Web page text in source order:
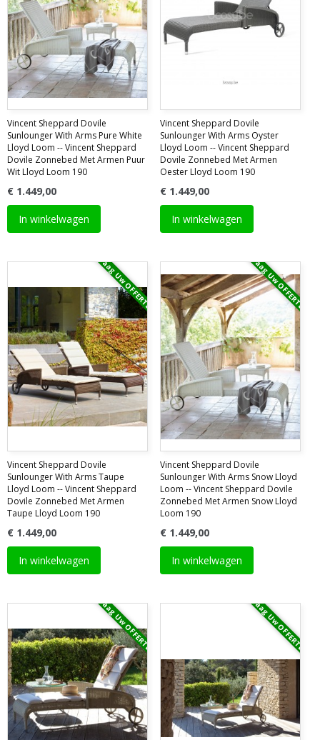
Vincent Sheppard Dovile
Sunlounger With Arms Pure White
Lloyd Loom -- Vincent Sheppard
Dovile Zonnebed Met Armen Puur
Wit Lloyd Loom 190
€ 1.449,00
In winkelwagen
Vincent Sheppard Dovile
Sunlounger With Arms Oyster
Lloyd Loom -- Vincent Sheppard
Dovile Zonnebed Met Armen
Oester Lloyd Loom 190
€ 1.449,00
In winkelwagen
Vraag Uw OFFERTE
Vincent Sheppard Dovile
Sunlounger With Arms Taupe
Lloyd Loom -- Vincent Sheppard
Dovile Zonnebed Met Armen
Taupe Lloyd Loom 190
€ 1.449,00
In winkelwagen
Vraag Uw OFFERTE
Vincent Sheppard Dovile
Sunlounger With Arms Snow Lloyd
Loom -- Vincent Sheppard Dovile
Zonnebed Met Armen Snow Lloyd
Loom 190
€ 1.449,00
In winkelwagen
Vraag Uw OFFERTE Vraag Uw OFFERTE